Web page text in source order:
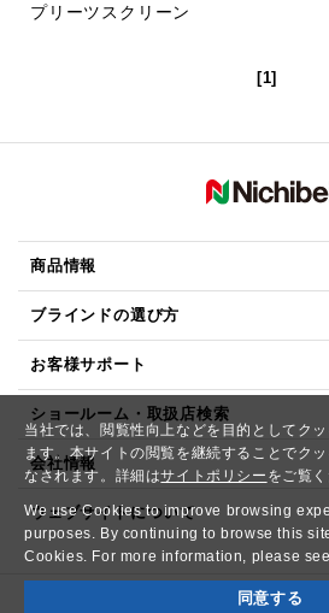
当社では、閲覧性向上などを目的としてク
ます。本サイトの閲覧を継続することでク
なされます。詳細はサイトポリシー をご覧く
We use Cookies to improve browsing
purposes. By continuing to browse this
Cookies. For more information, please
同意する
プリーツスクリーン
[1]
商品情報
ブラインドの選び方
お客様サポート
ショールーム・取扱店検索
会社情報
ウェブサイトについて
Copyright© NICHIBEI CO.,LTD. All